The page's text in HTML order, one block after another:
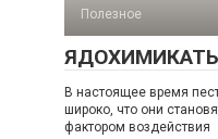
Полезное
В настоящее время
широко, что они
фактором воздействия